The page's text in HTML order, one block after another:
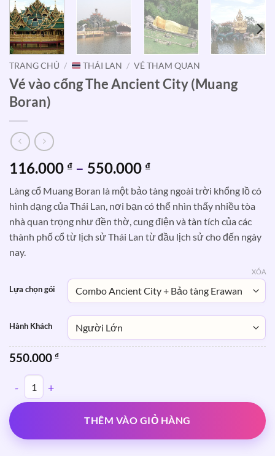
TRANG CHỦ / THÁI LAN / VÉ THAM QUAN
Vé vào cổng The Ancient City (Muang
Boran)
116.000 ₫ – 550.000 ₫Khoảng
từ
116.000 ₫
đến
550.000 ₫
Làng cổ Muang Boran là một bảo tàng ngoài trời khổng lồ có
hình dạng của Thái Lan, nơi bạn có thể nhìn thấy nhiều tòa
nhà quan trọng như đền thờ, cung điện và tàn tích của các
thành phố cổ từ lịch sử Thái Lan từ đầu lịch sử cho đến ngày
nay.
Lựa chọn gói
Hành Khách
XÓA
550.000 ₫
Vé vào cổng The Ancient City (Muang Boran) số lượng
THÊM VÀO GIỎ HÀNG